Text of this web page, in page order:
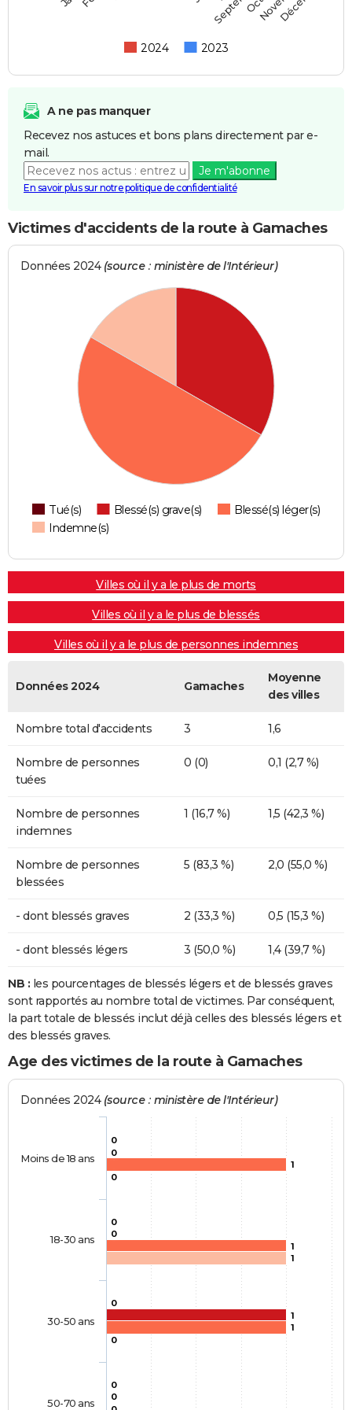
2024 2023
A ne pas manquer
Recevez nos astuces et bons plans directement par e-
mail.
Je m'abonne
En savoir plus sur notre politique de confidentialité
Victimes d'accidents de la route à Gamaches
Données 2024 (source : ministère de l'Intérieur)
Tué(s) Blessé(s) grave(s)
Blessé(s) léger(s)
Indemne(s)
Villes où il y a le plus de morts
Villes où il y a le plus de blessés
Villes où il y a le plus de personnes indemnes
Données 2024 Gamaches
Moyenne
des villes
Nombre total d'accidents 3 1,6
Nombre de personnes
tuées
0 (0) 0,1 (2,7 %)
Nombre de personnes
indemnes
1 (16,7 %) 1,5 (42,3 %)
Nombre de personnes
blessées
5 (83,3 %) 2,0 (55,0 %)
- dont blessés graves 2 (33,3 %) 0,5 (15,3 %)
- dont blessés légers 3 (50,0 %) 1,4 (39,7 %)
NB : les pourcentages de blessés légers et de blessés graves
sont rapportés au nombre total de victimes. Par conséquent,
la part totale de blessés inclut déjà celles des blessés légers et
des blessés graves.
Age des victimes de la route à Gamaches
Données 2024 (source : ministère de l'Intérieur)
0
0
0
0
0
0
1
0
1
1
1
0
1
0
Moins de 18 ans
18-30 ans
30-50 ans
50-70 ans